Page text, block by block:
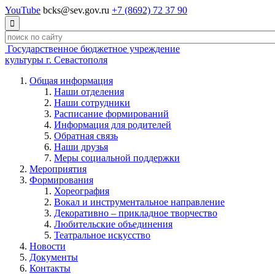
YouTube bcks@sev.gov.ru +7 (8692) 72 37 90

Государственное бюджетное учреждение
культуры г. Севастополя
Общая информация
Наши отделения
Наши сотрудники
Расписание формирований
Информация для родителей
Обратная связь
Наши друзья
Меры социальной поддержки
Мероприятия
Формирования
Хореография
Вокал и инструментальное направление
Декоративно – прикладное творчество
Любительские объединения
Театральное искусство
Новости
Документы
Контакты